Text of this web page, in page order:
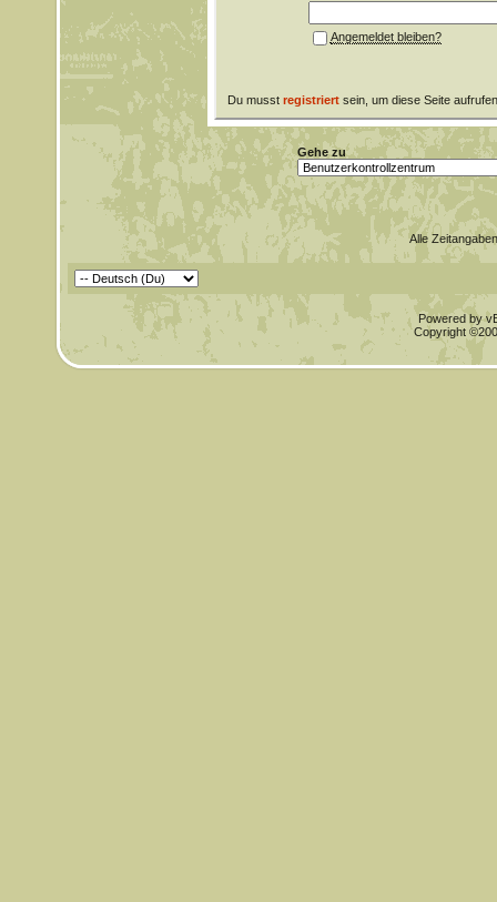
Angemeldet bleiben?
Du musst registriertsein, um diese Seite
Gehe zu
Alle
Powered by
Copyright